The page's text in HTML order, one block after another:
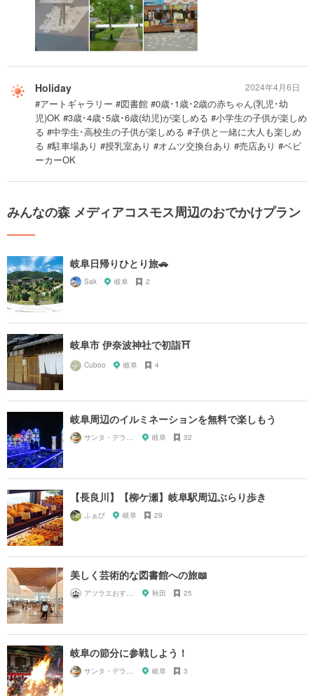
Holiday
#アートギャラリー #図書館 #0歳･1歳･2歳の赤ちゃん(乳児･幼
児)OK #3歳･4歳･5歳･6歳(幼児)が楽しめる #小学生の子供が楽しめ
る #中学生･高校生の子供が楽しめる #子供と一緒に大人も楽しめ
る #駐車場あり #授乳室あり #オムツ交換台あり #売店あり #ベビ
ーカーOK
2024年4月6日
みんなの森 メディアコスモス周辺のおでかけプラン
岐阜日帰りひとり旅🚗
Sak 岐阜 2
岐阜市 伊奈波神社で初詣⛩
Cuboo 岐阜 4
岐阜周辺のイルミネーションを無料で楽しもう
サンタ・デラックス 岐阜 32
【長良川】【柳ケ瀬】岐阜駅周辺ぶらり歩き
ふぁび 岐阜 29
美しく芸術的な図書館への旅📖
アツラエおすすめ旅プラン！ 秋田 25
岐阜の節分に参戦しよう！
サンタ・デラックス 岐阜 3